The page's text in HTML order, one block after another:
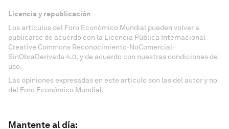
Licencia y republicación
Los artículos del Foro Económico Mundial pueden volver a
publicarse de acuerdo con la Licencia Pública Internacional
Creative Commons Reconocimiento-NoComercial-
SinObraDerivada 4.0, y de acuerdo con nuestras condiciones de
uso.
Las opiniones expresadas en este artículo son las del autor y no
del Foro Económico Mundial.
Mantente al día: